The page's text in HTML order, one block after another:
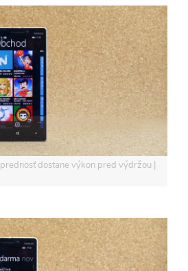
dostane výkon pred výdržou